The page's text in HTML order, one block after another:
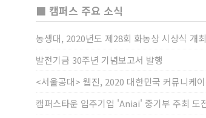
■ 캠퍼스 주요 소식
농생대, 2020년도 제28회 화농상 시상식 개최
발전기금 30주년 기념보고서 발행